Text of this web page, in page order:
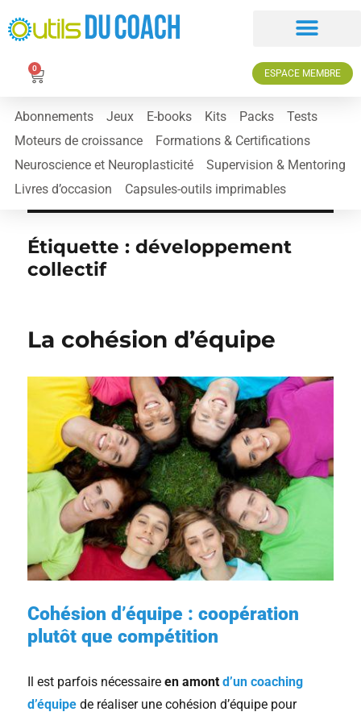
0 ESPACE MEMBRE
Abonnements Jeux E-books Kits Packs
Tests
Moteurs de croissance
Formations & Certifications
Neuroscience et Neuroplasticité
Supervision & Mentoring
Livres d’occasion
Capsules-outils imprimables
Étiquette :développement
collectif
La cohésion d’équipe
Cohésion d’équipe : coopération
plutôt que compétition
Il est parfois nécessaireen amontd’un coaching
d’équipede réaliser une cohésion d’équipe pour